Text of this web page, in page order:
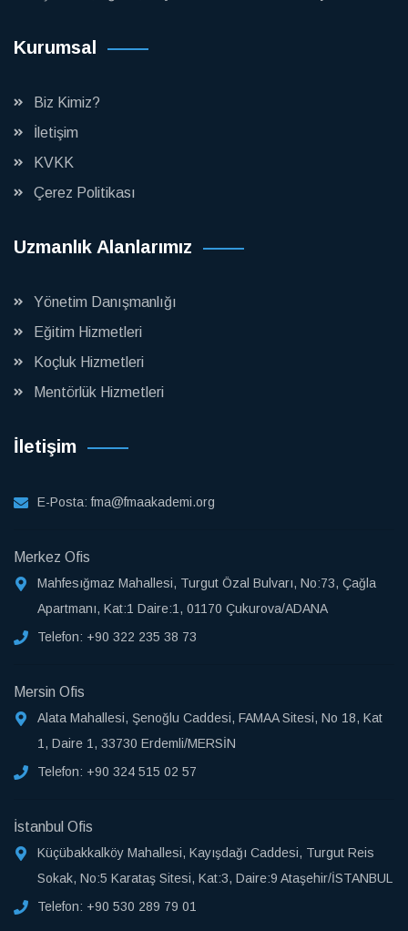
Kurumsal
Biz Kimiz?
İletişim
KVKK
Çerez Politikası
Uzmanlık Alanlarımız
Yönetim Danışmanlığı
Eğitim Hizmetleri
Koçluk Hizmetleri
Mentörlük Hizmetleri
İletişim
E-Posta:fma@fmaakademi.org
Merkez Ofis
Mahfesığmaz Mahallesi, Turgut Özal Bulvarı, No:73, Çağla
Apartmanı, Kat:1 Daire:1, 01170 Çukurova/ADANA
Telefon: +90 322 235 38 73
Mersin Ofis
Alata Mahallesi, Şenoğlu Caddesi, FAMAA Sitesi, No 18, Kat
1, Daire 1, 33730 Erdemli/MERSİN
Telefon: +90 324 515 02 57
İstanbul Ofis
Küçübakkalköy Mahallesi, Kayışdağı Caddesi, Turgut Reis
Sokak, No:5 Karataş Sitesi, Kat:3, Daire:9 Ataşehir/İSTANBUL
Telefon: +90 530 289 79 01